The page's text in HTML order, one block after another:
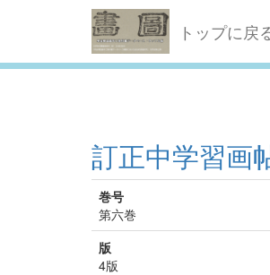
トップに戻
訂正中学習画
巻号
第六巻
版
4版